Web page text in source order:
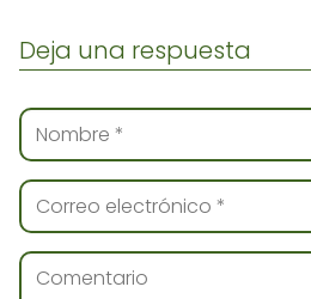
Deja una respuesta